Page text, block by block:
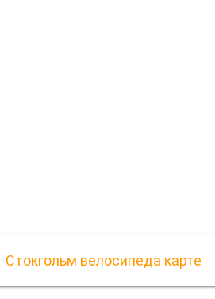
Стокгольм велосипеда карте